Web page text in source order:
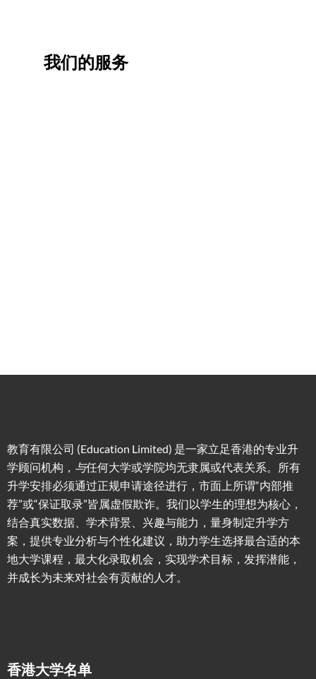
我们的服务
教育有限公司 (Education Limited) 是一家立足香港的专业升
学顾问机构， 与任何大学或学院均无隶属或代表关系。所有
升学安排必须通过正规申请途径进行，市面上所谓“内部推
荐”或“保证取录”皆属虚假欺诈。我们以学生的理想为核心，
结合真实数据、学术背景、兴趣与能力，量身制定升学方
案，提供专业分析与个性化建议，助力学生选择最合适的本
地大学课程，最大化录取机会，实现学术目标，发挥潜能，
并成长为未来对社会有贡献的人才。
香港大学名单